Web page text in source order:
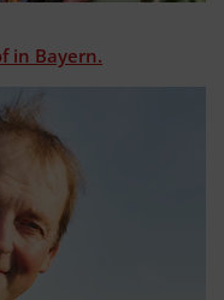
in Bayern.